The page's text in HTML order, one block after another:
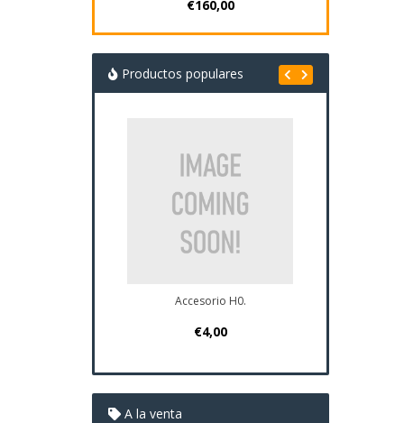
€160,00
Productos populares
Accesorio H0.
€4,00
A la venta